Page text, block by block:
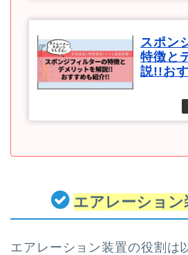
スポン
特徴と
説!!お
エアレーション
エアレーション装置の役割は